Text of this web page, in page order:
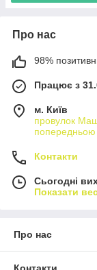
Про нас
98%
Працює з
м. Київ
провулок
попередньою
Контакти
Сьогодні
Показати
Про нас